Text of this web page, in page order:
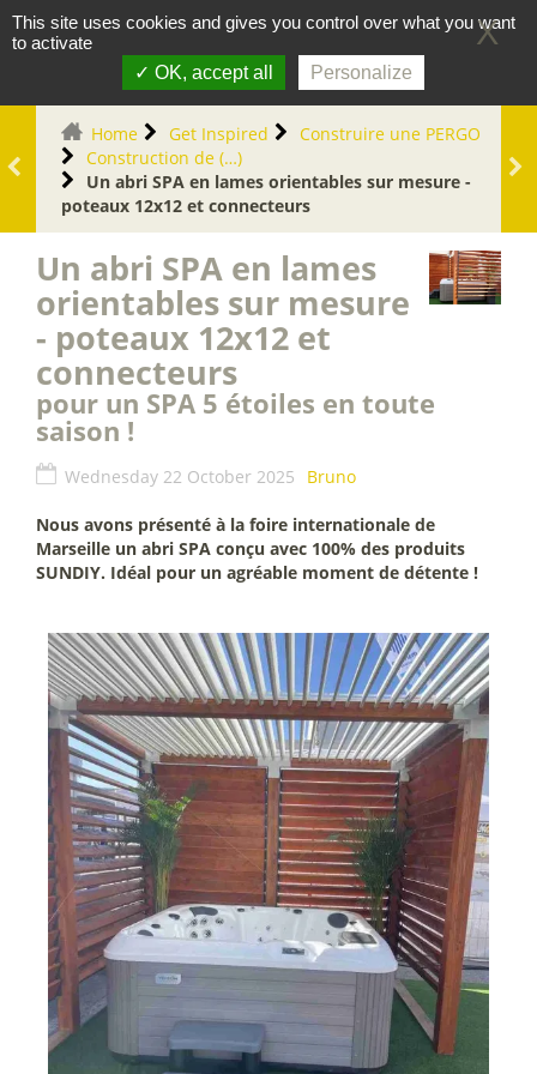
0
Home Get Inspired
Construire une PERGO
Construction de (…)
Un abri SPA en lames orientables sur mesure -
poteaux 12x12 et connecteurs
Un abri SPA en lames
orientables sur mesure
- poteaux 12x12 et
connecteurs
pour un SPA 5 étoiles en toute
saison !
Wednesday 22 October 2025 Bruno
Nous avons présenté à la foire internationale de
Marseille un abri SPA conçu avec 100% des produits
SUNDIY. Idéal pour un agréable moment de détente !
Cookies management panel
This site uses cookies and gives you control over what you want
to activate
OK, accept all
Personalize
X